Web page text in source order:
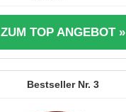
ZUM TOP ANGEBOT »
3